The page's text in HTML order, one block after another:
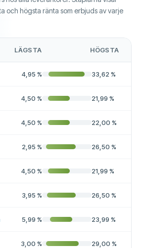
LÄGSTA HÖGSTA
4,95 % 33,62 %
4,50 % 21,99 %
4,50 % 22,00 %
2,95 % 26,50 %
4,50 % 21,99 %
3,95 % 26,50 %
5,99 % 23,99 %
3,00 % 29,00 %
och högsta ränta som erbjuds av varje